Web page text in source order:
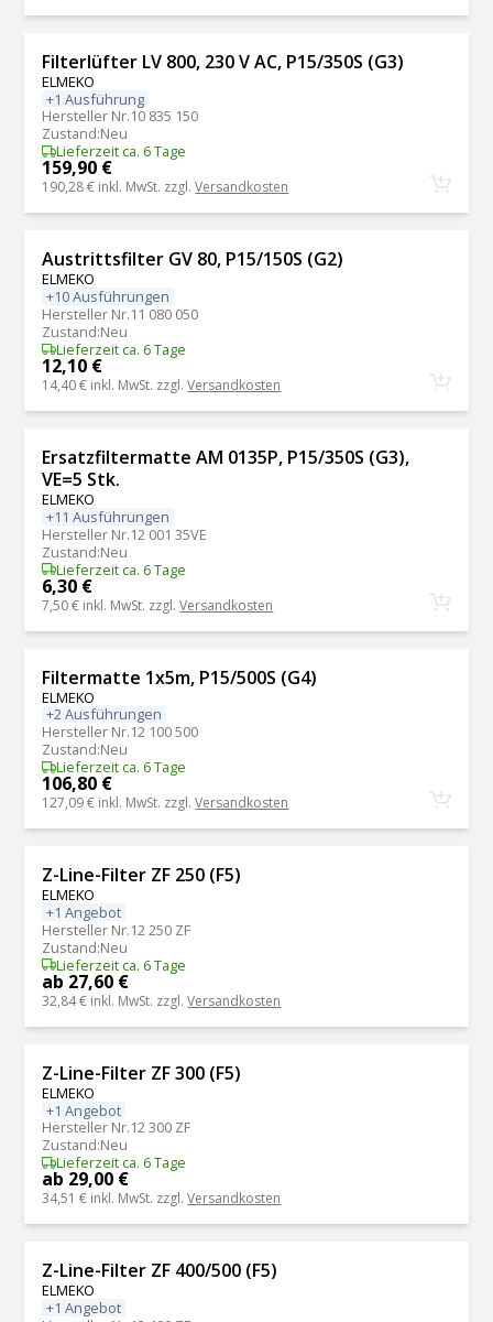
Filterlüfter LV 800, 230 V AC, P15/350S (G3)
ELMEKO
+1 Ausführung
Hersteller Nr.10 835 150
Zustand:Neu
Lieferzeit ca. 6 Tage
159,90 €
190,28 € inkl. MwSt. zzgl.Versandkosten
Austrittsfilter GV 80, P15/150S (G2)
ELMEKO
+10 Ausführungen
Hersteller Nr.11 080 050
Zustand:Neu
Lieferzeit ca. 6 Tage
12,10 €
14,40 € inkl. MwSt. zzgl.Versandkosten
Ersatzfiltermatte AM 0135P, P15/350S (G3),
VE=5 Stk.
ELMEKO
+11 Ausführungen
Hersteller Nr.12 001 35VE
Zustand:Neu
Lieferzeit ca. 6 Tage
6,30 €
7,50 € inkl. MwSt. zzgl.Versandkosten
Filtermatte 1x5m, P15/500S (G4)
ELMEKO
+2 Ausführungen
Hersteller Nr.12 100 500
Zustand:Neu
Lieferzeit ca. 6 Tage
106,80 €
127,09 € inkl. MwSt. zzgl.Versandkosten
Z-Line-Filter ZF 250 (F5)
ELMEKO
+1 Angebot
Hersteller Nr.12 250 ZF
Zustand:Neu
Lieferzeit ca. 6 Tage
ab 27,60 €
32,84 € inkl. MwSt. zzgl.Versandkosten
Z-Line-Filter ZF 300 (F5)
ELMEKO
+1 Angebot
Hersteller Nr.12 300 ZF
Zustand:Neu
Lieferzeit ca. 6 Tage
ab 29,00 €
34,51 € inkl. MwSt. zzgl.Versandkosten
Z-Line-Filter ZF 400/500 (F5)
ELMEKO
+1 Angebot